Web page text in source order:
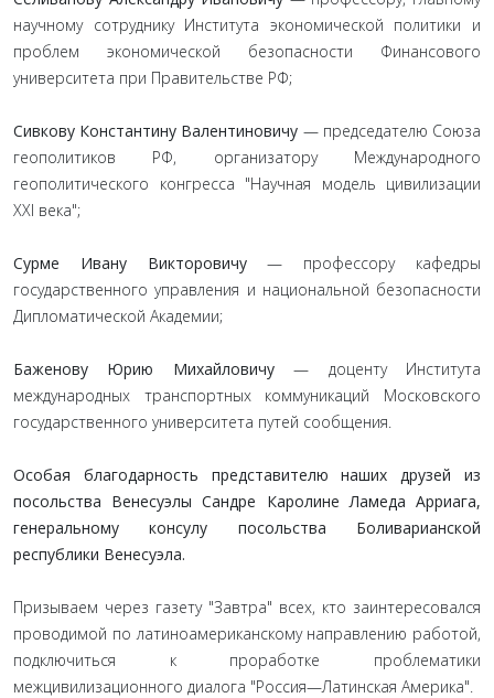
научному сотруднику Института экономической политики и
проблем экономической безопасности Финансового
университета при Правительстве РФ;
Сивкову Константину Валентиновичу — председателю Союза
геополитиков РФ, организатору Международного
геополитического конгресса "Научная модель цивилизации
XXI века";
Сурме Ивану Викторовичу— профессору кафедры
государственного управления и национальной безопасности
Дипломатической Академии;
Баженову Юрию Михайловичу— доценту Института
международных транспортных коммуникаций Московского
государственного университета путей сообщения.
Особая благодарность представителю наших друзей из
посольства Венесуэлы Сандре Каролине Ламеда Арриага,
генеральному консулу посольства Боливарианской
республики Венесуэла.
Призываем через газету "Завтра" всех, кто заинтересовался
проводимой по латиноамериканскому направлению работой,
подключиться к проработке проблематики
межцивилизационного диалога "Россия—Латинская Америка".